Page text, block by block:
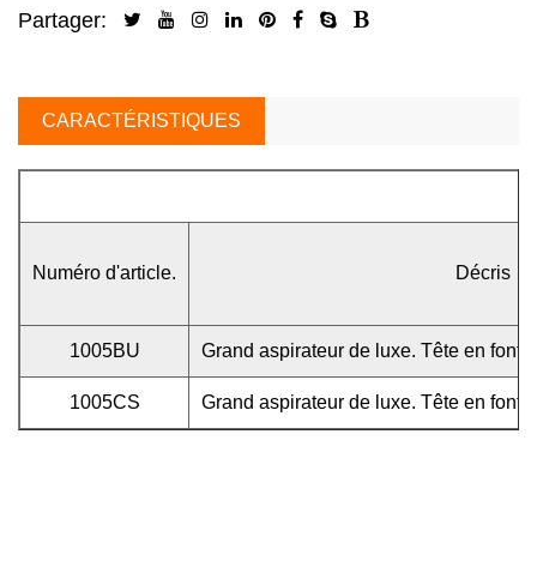
Partager:
CARACTÉRISTIQUES
Numéro d'article. Décris
1005BU Grand aspirateur de luxe. Tête en
1005CS Grand aspirateur de luxe. Tête en